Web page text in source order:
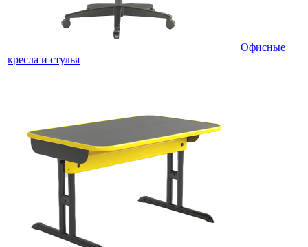
Офисные
кресла и стулья